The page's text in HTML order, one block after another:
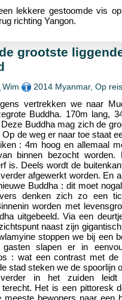
lekkere gestoomde vis
richting Yangon.
grootste
Wim 2014 Myanmar, Op reis
vertrekken we naar
Buddha. 170m lang,
Buddha mag zich de
de weg er naar toe staat
: 4m hoog en allemaal
binnen bezocht
is. Deels wordt de
afgewerkt worden. En
Buddha : dit moet
denken zich zo een
worden met
uitgebeeld. Via een
naast zijn
stoppen we bij een
slapen er in
: wat een contrast met de
stad steken we de spoorlijn
in het zuiden
terecht. Het is een pittoresk